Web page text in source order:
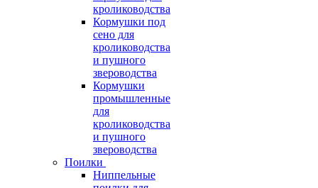
кролиководства
Кормушки под
сено для
кролиководства
и пушного
звероводства
Кормушки
промышленные
для
кролиководства
и пушного
звероводства
Поилки
Ниппельные